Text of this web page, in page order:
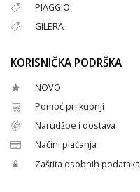
PIAGGIO
GILERA
KORISNIČKA PODRŠKA
NOVO
Pomoć pri kupnji
Narudžbe i dostava
Načini plaćanja
Zaštita osobnih podataka